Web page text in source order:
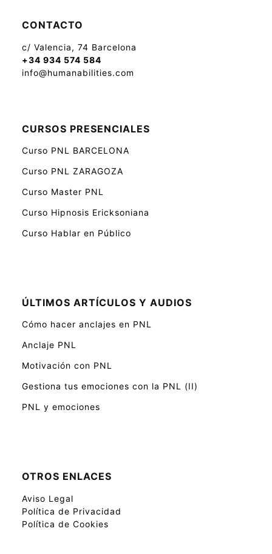
CONTACTO
c/ Valencia, 74 Barcelona
+34 934 574 584
info@humanabilities.com
CURSOS PRESENCIALES
Curso PNL BARCELONA
Curso PNL ZARAGOZA
Curso Master PNL
Curso Hipnosis Ericksoniana
Curso Hablar en Público
ÚLTIMOS ARTÍCULOS Y AUDIOS
Cómo hacer anclajes en PNL
Anclaje PNL
Motivación con PNL
Gestiona tus emociones con la PNL (II)
PNL y emociones
OTROS ENLACES
Aviso Legal
Política de Privacidad
Política de Cookies